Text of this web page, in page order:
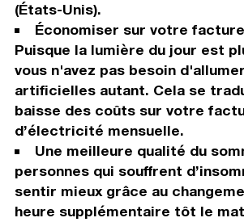
(États-Unis).
Économiser sur votre
Puisque la lumière du jour est
vous n'avez pas besoin
artificielles autant. Cela se
baisse des coûts sur votre
d’électricité mensuelle.
Une meilleure qualité du
personnes qui souffrent
sentir mieux grâce au
heure supplémentaire tôt le